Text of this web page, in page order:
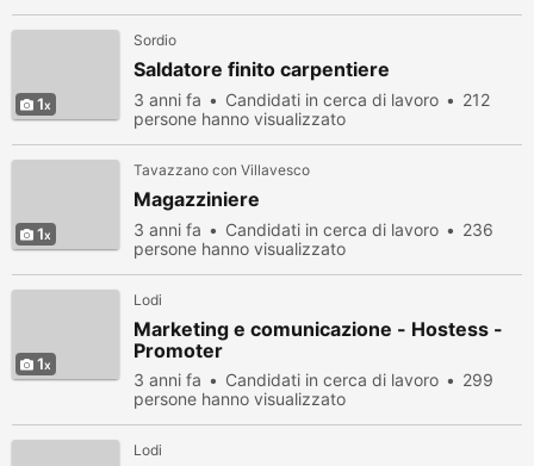
1
Sordio
Saldatore finito carpentiere
3 anni fa Candidati in cerca di lavoro
212
persone hanno visualizzato
1
Tavazzano con Villavesco
Magazziniere
3 anni fa Candidati in cerca di lavoro
236
persone hanno visualizzato
1
Lodi
Marketing e comunicazione - Hostess -
Promoter
3 anni fa Candidati in cerca di lavoro
299
persone hanno visualizzato
Lodi